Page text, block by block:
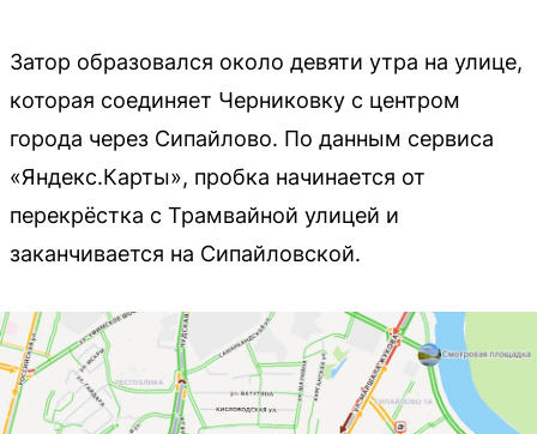
Затор образовался около девяти утра на улице,
которая соединяет Черниковку с центром
города через Сипайлово. По данным сервиса
«Яндекс.Карты», пробка начинается от
перекрёстка с Трамвайной улицей и
заканчивается на Сипайловской.